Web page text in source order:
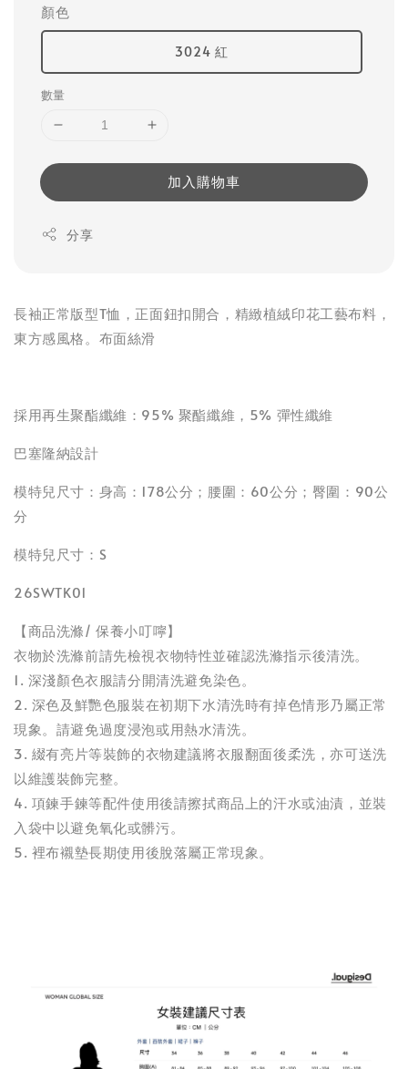
顏色
3024 紅
數量
加入購物車
分享
長袖正常版型T恤，正面鈕扣開合，精緻植絨印花工藝布料，
東方感風格。布面絲滑
採用再生聚酯纖維：95% 聚酯纖維，5% 彈性纖維
巴塞隆納設計
模特兒尺寸：身高：178公分；腰圍：60公分；臀圍：90公
分
模特兒尺寸：S
26SWTK01
【商品洗滌/ 保養小叮嚀】
衣物於洗滌前請先檢視衣物特性並確認洗滌指示後清洗。
1. 深淺顏色衣服請分開清洗避免染色。
2. 深色及鮮艷色服裝在初期下水清洗時有掉色情形乃屬正常
現象。請避免過度浸泡或用熱水清洗。
3. 綴有亮片等裝飾的衣物建議將衣服翻面後柔洗，亦可送洗
以維護裝飾完整。
4. 項鍊手鍊等配件使用後請擦拭商品上的汗水或油漬，並裝
入袋中以避免氧化或髒污。
5. 裡布襯墊長期使用後脫落屬正常現象。